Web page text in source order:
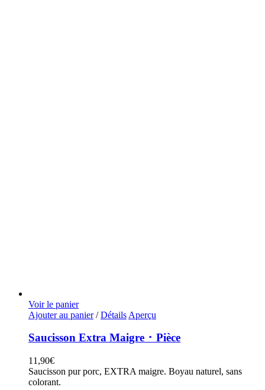
Voir le panier
Ajouter au panier / Détails Aperçu
Saucisson Extra Maigre ･ Pièce
11,90€
Saucisson pur porc, EXTRA maigre. Boyau naturel, sans
colorant.